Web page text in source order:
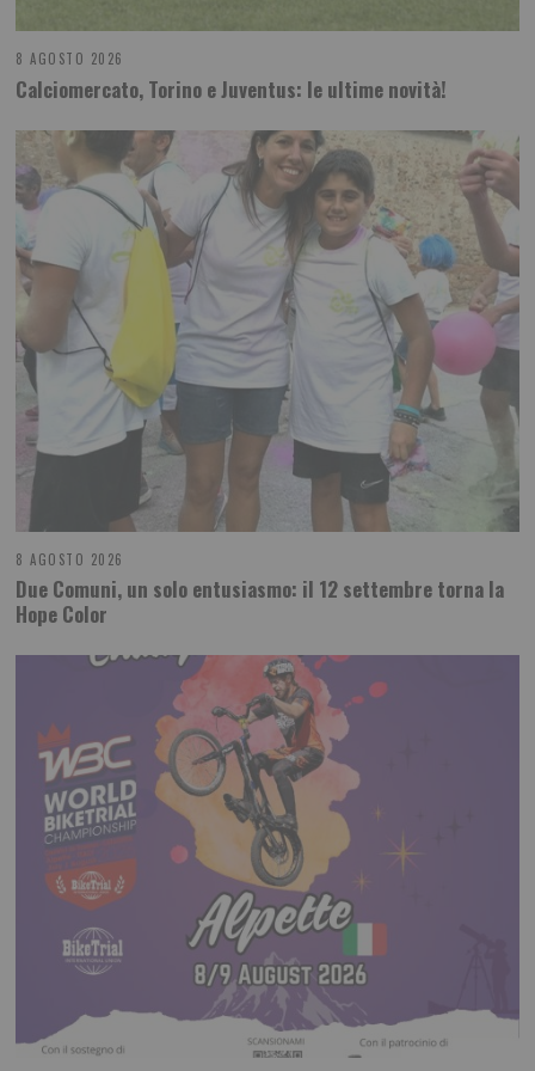
8 AGOSTO 2026
Calciomercato, Torino e Juventus: le ultime novità!
8 AGOSTO 2026
Due Comuni, un solo entusiasmo: il 12 settembre torna la
Hope Color